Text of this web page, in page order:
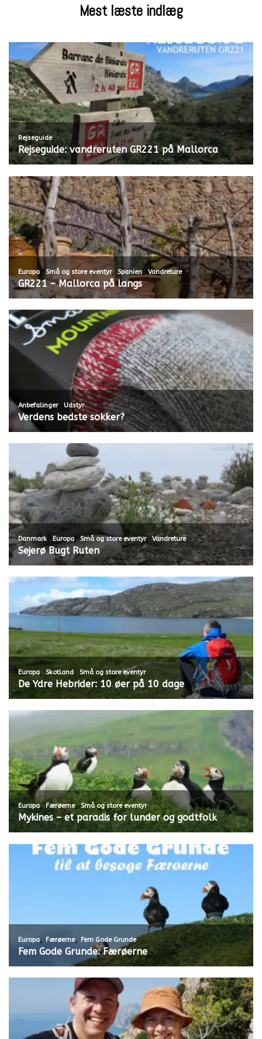
Mest læste indlæg
Rejseguide
Rejseguide: vandreruten GR221 på Mallorca
Europa , Små og store eventyr, Spanien Vandreture
GR221 – Mallorca på langs
Anbefalinger, Udstyr
Verdens bedste sokker?
Danmark, Europa,Små og store eventyr,Vandreture
Sejerø Bugt Ruten
Europa, Skotland, Små og store eventyr
De Ydre Hebrider: 10 øer på 10 dage
Europa,Færøerne,Små og store eventyr
Mykines – et paradis for lunder og godtfolk
Europa, Færøerne, Fem Gode Grunde
Fem Gode Grunde: Færøerne